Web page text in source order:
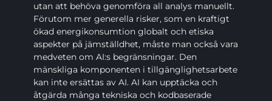
utan att behöva genomföra all analys manuellt.
Förutom mer generella risker, som en kraftigt
ökad energikonsumtion globalt och etiska
aspekter på jämställdhet, måste man också vara
medveten om AI:s begränsningar. Den
mänskliga komponenten i tillgänglighetsarbete
kan inte ersättas av AI. AI kan upptäcka och
åtgärda många tekniska och kodbaserade